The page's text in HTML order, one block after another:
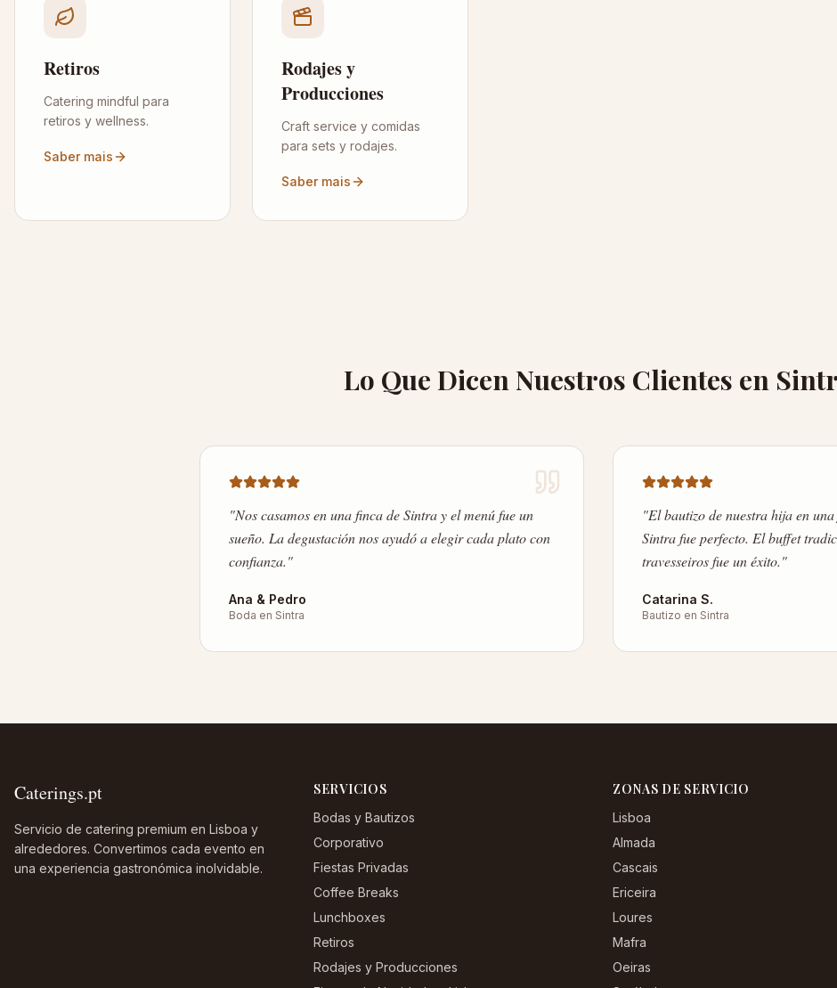
Retiros
Catering mindful para
retiros y wellness.
Saber mais
Rodajes y
Producciones
Craft service y comidas
para sets y rodajes.
Saber mais
Lo Que Dicen Nuestros Clientes en
"Nos casamos en una finca de Sintra y el menú fue un
sueño. La degustación nos ayudó a elegir cada plato con
confianza."
Ana & Pedro
Boda en Sintra
"El bautizo de nuestra hija en
Sintra fue perfecto. El buffet
travesseiros fue un éxito."
Catarina S.
Bautizo en Sintra
Caterings.pt
Servicio de catering premium en Lisboa y
alrededores. Convertimos cada evento en
una experiencia gastronómica inolvidable.
SERVICIOS
Bodas y Bautizos
Corporativo
Fiestas Privadas
Coffee Breaks
Lunchboxes
Retiros
Rodajes y Producciones
ZONAS DE SERVICIO
Lisboa
Almada
Cascais
Ericeira
Loures
Mafra
Oeiras